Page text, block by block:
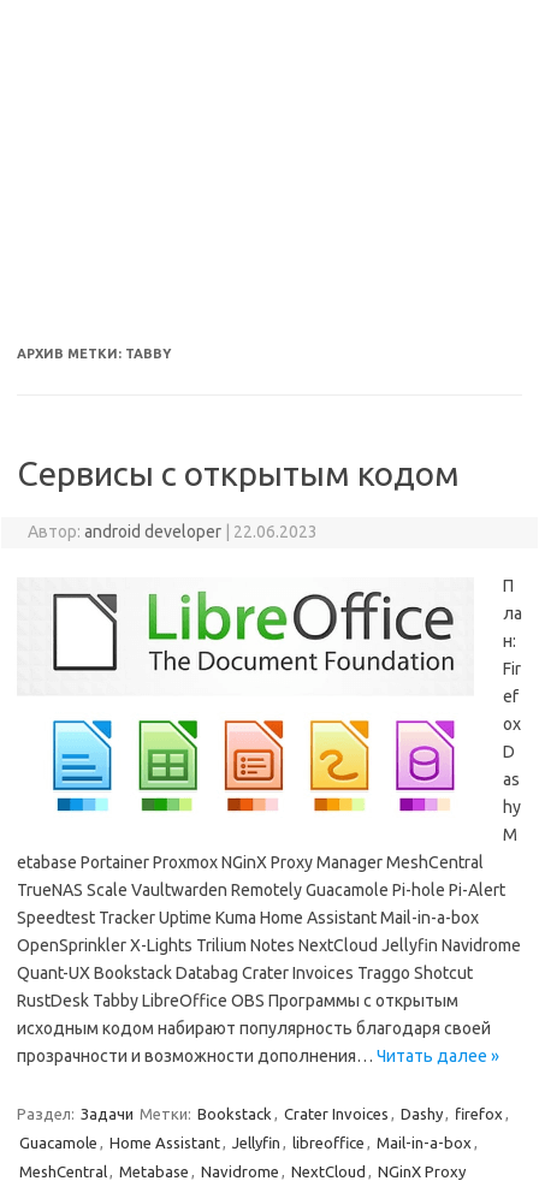
АРХИВ МЕТКИ: TABBY
Сервисы с открытым кодом
Автор: android developer 22.06.2023
П
ла
н:
Fir
ef
ox
D
as
hy
M
etabase Portainer Proxmox NGinX Proxy Manager MeshCentral
TrueNAS Scale Vaultwarden Remotely Guacamole Pi-hole Pi-Alert
Speedtest Tracker Uptime Kuma Home Assistant Mail-in-a-box
OpenSprinkler X-Lights Trilium Notes NextCloud Jellyfin Navidrome
Quant-UX Bookstack Databag Crater Invoices Traggo Shotcut
RustDesk Tabby LibreOffice OBS Программы с открытым
исходным кодом набирают популярность благодаря своей
прозрачности и возможности дополнения… Читать далее »
Раздел: Задачи Метки: Bookstack , Crater Invoices , Dashy, firefox ,
Guacamole , Home Assistant, Jellyfin , libreoffice , Mail-in-a-box ,
MeshCentral, Metabase , Navidrome , NextCloud , NGinX Proxy